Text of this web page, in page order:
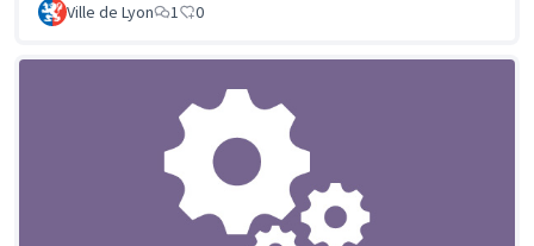
Ville de Lyon 1 0